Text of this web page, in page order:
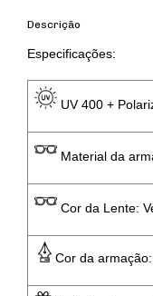
Descrição
Especificações:
UV 400 +
Material da
Cor da Lente:
Cor da